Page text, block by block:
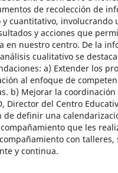
de recolección de
cuantitativo, involucrando
y acciones que
en nuestro centro. De la
cualitativo se
a) Extender los
al enfoque de
b) Mejorar la
Director del Centro
de definir una
que les
con talleres,
y continua.